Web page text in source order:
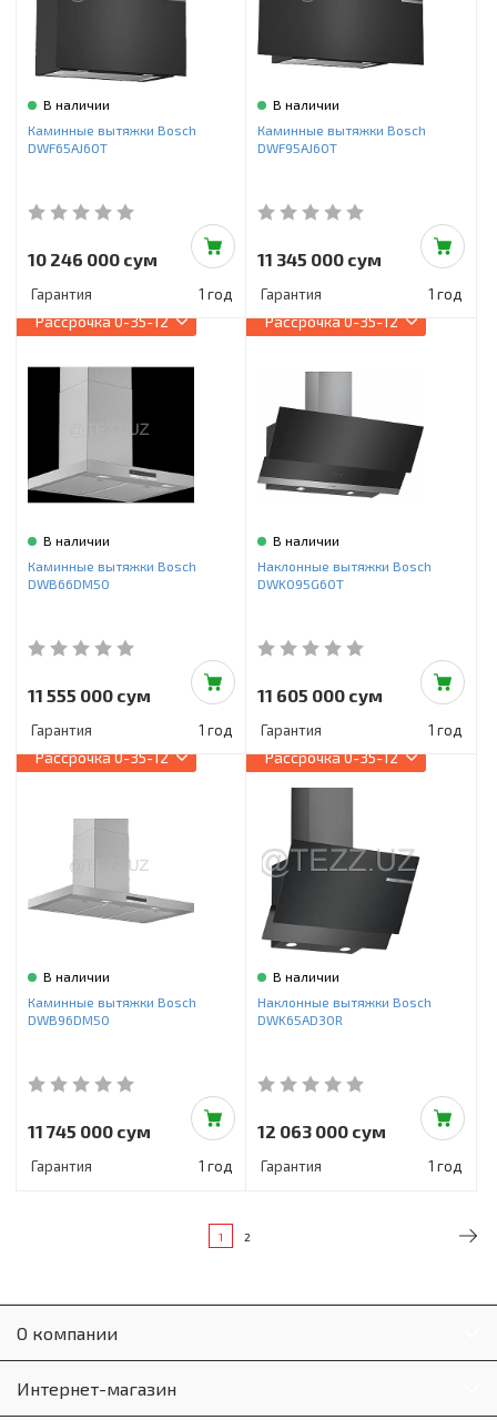
В наличии
Каминные вытяжки Bosch
DWF65AJ60T
10 246 000 сум
Гарантия 1 год
В наличии
Каминные вытяжки Bosch
DWF95AJ60T
11 345 000 сум
Гарантия 1 год
Рассрочка0-35-12
В наличии
Каминные вытяжки Bosch
DWB66DM50
11 555 000 сум
Гарантия 1 год
Рассрочка0-35-12
В наличии
Наклонные вытяжки Bosch
DWK095G60T
11 605 000 сум
Гарантия 1 год
Рассрочка0-35-12
В наличии
Каминные вытяжки Bosch
DWB96DM50
11 745 000 сум
Гарантия 1 год
Рассрочка0-35-12
В наличии
Наклонные вытяжки Bosch
DWK65AD30R
12 063 000 сум
Гарантия 1 год
1 2
О компании
Интернет-магазин